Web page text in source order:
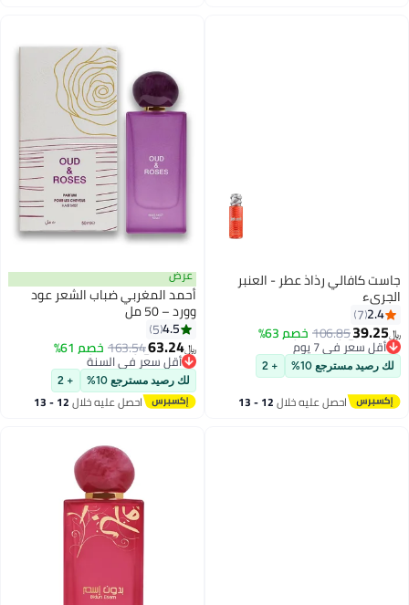
جاست كافالي رذاذ عطر - العنبر
الجريء
2.4
7
﷼‏39.25
106.85خصم 63% #17 في رذاذ الشعر
أقل سعر في 7 يوم
#17 في رذاذ الشعر
لك رصيد مسترجع 10% + 2
احصل عليه خلال 12 - 13
عرض
أحمد المغربي ضباب الشعر عود
وورد – 50 مل
4.5
5
﷼‏63.24
163.54خصم 61% #25 في رذاذ الشعر
أقل سعر في السنة
#25 في رذاذ الشعر
لك رصيد مسترجع 10% + 2
احصل عليه خلال 12 - 13